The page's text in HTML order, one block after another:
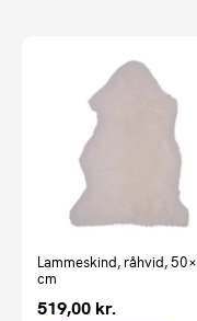
Lammeskind, råhvid,
cm
519,00 kr.